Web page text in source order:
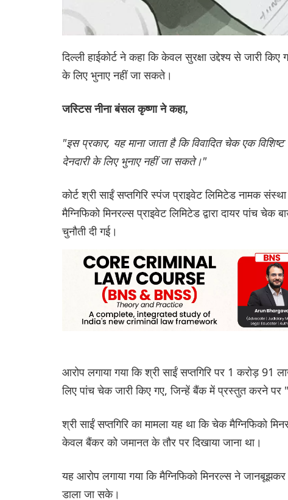
दिल्ली हाईकोर्ट ने कहा कि केवल सुरक्षा उद्देश्य से जारी
के लिए भुनाए नहीं जा सकते।
जस्टिस नीना बंसल कृष्णा ने कहा,
"इस प्रकार, यह माना जाता है कि विवादित चेक एक
देनदारी के लिए भुनाए नहीं जा सकते।"
कोर्ट श्री साईं सप्तगिरि स्पंज प्राइवेट लिमिटेड नामक
मैग्निफिको मिनरल्स प्राइवेट लिमिटेड द्वारा दायर पांच
चुनौती दी गई।
आरोप लगाया गया कि श्री साईं सप्तगिरि पर 1 करोड़
लिए पांच चेक जारी किए गए, जिन्हें बैंक में प्रस्तुत करने पर
श्री साईं सप्तगिरि का मामला यह था कि चेक मैग्निफिको
केवल बैंकर को जमानत के तौर पर दिखाया जाना था।
यह आरोप लगाया गया कि मैग्निफिको मिनरल्स ने
डाला जा सके।